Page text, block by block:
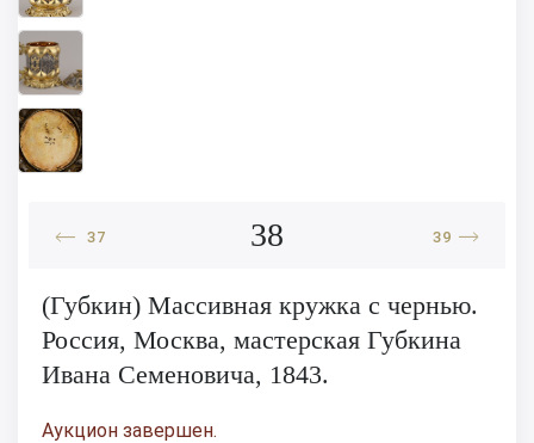
37 38 39
(Губкин) Массивная кружка с чернью.
Россия, Москва, мастерская Губкина
Ивана Семеновича, 1843.
Аукцион завершен.